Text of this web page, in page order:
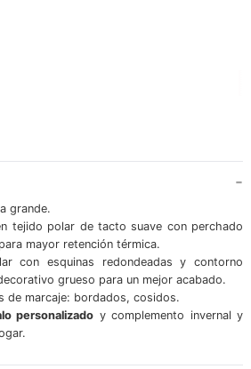
grande.
tejido polar de tacto suave con perchado
mayor retención térmica.
con esquinas redondeadas y contorno
grueso para un mejor acabado.
de marcaje: bordados, cosidos.
personalizado y complemento invernal y